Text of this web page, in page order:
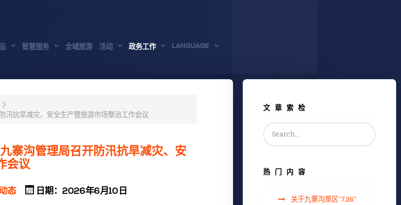
智慧服务 全域旅游 活动 政务工作 LANGUAGE
汛抗旱减灾、安全生产暨旅游市场整治工作会议
寨沟管理局召开防汛抗旱减灾、安
会议
态 日期：2026年6月10日
文章索检
热门内容
关于九寨沟景区“7.26”